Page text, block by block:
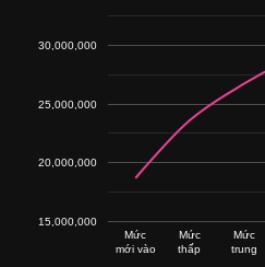
Mức
mới vào
Mức
thấp
Mức
trung
15,000,000
20,000,000
25,000,000
30,000,000